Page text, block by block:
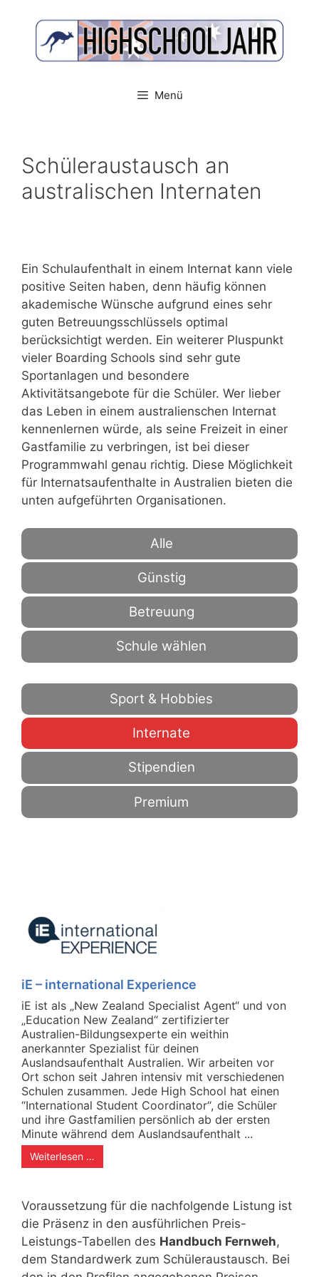
springen
Menü
Schüleraustausch an
australischen Internaten
Ein Schulaufenthalt in einem Internat kann viele
positive Seiten haben, denn häufig können
akademische Wünsche aufgrund eines sehr
guten Betreuungsschlüssels optimal
berücksichtigt werden. Ein weiterer Pluspunkt
vieler Boarding Schools sind sehr gute
Sportanlagen und besondere
Aktivitätsangebote für die Schüler. Wer lieber
das Leben in einem australienschen Internat
kennenlernen würde, als seine Freizeit in einer
Gastfamilie zu verbringen, ist bei dieser
Programmwahl genau richtig. Diese Möglichkeit
für Internatsaufenthalte in Australien bieten die
unten aufgeführten Organisationen.
Alle
Günstig
Betreuung
Schule wählen
Sport & Hobbies
Internate
Stipendien
Premium
iE – international Experience
iE ist als „New Zealand Specialist Agent“ und von
„Education New Zealand“ zertifizierter
Australien-Bildungsexperte ein weithin
anerkannter Spezialist für deinen
Auslandsaufenthalt Australien. Wir arbeiten vor
Ort schon seit Jahren intensiv mit verschiedenen
Schulen zusammen. Jede High School hat einen
“International Student Coordinator“, die Schüler
und ihre Gastfamilien persönlich ab der ersten
Minute während dem Auslandsaufenthalt ...
Weiterlesen …
Voraussetzung für die nachfolgende Listung ist
die Präsenz in den ausführlichen Preis-
Leistungs-Tabellen des Handbuch Fernweh,
dem Standardwerk zum Schüleraustausch. Bei